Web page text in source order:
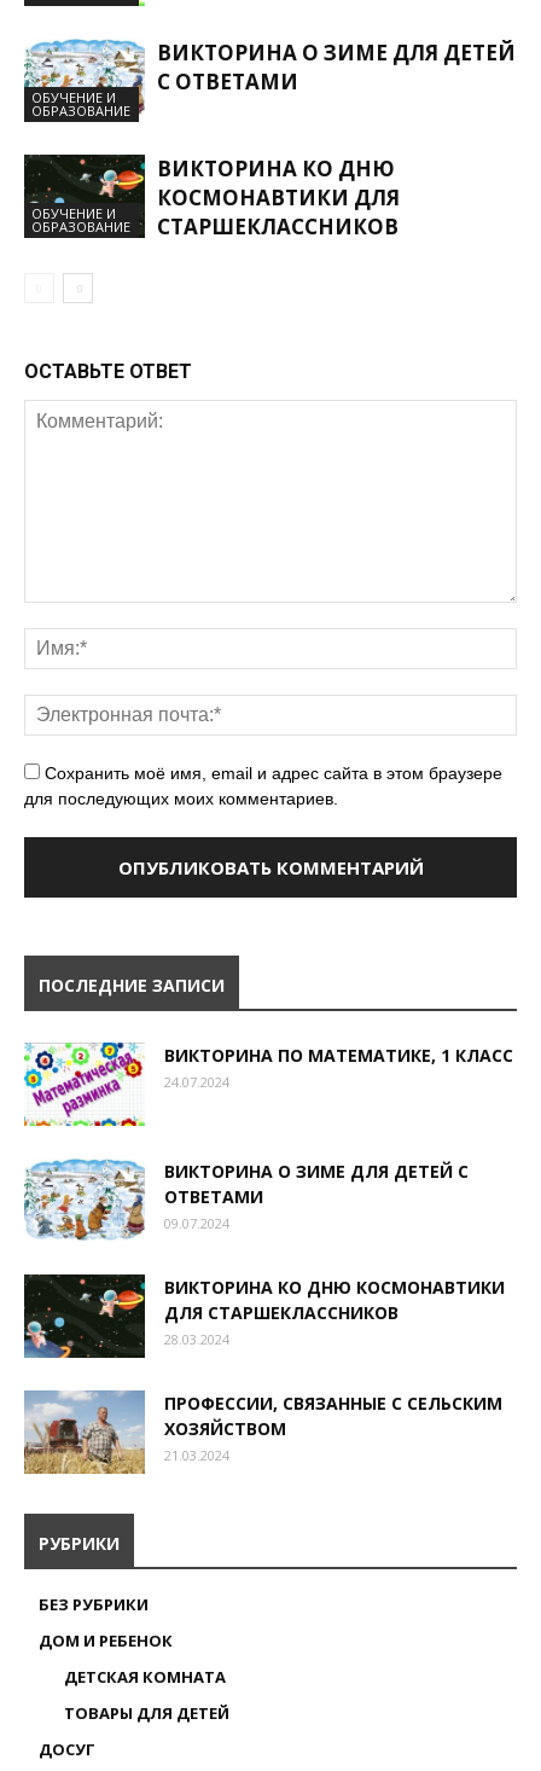
ОБУЧЕНИЕ И
ОБРАЗОВАНИЕ
ВИКТОРИНА О ЗИМЕ ДЛЯ ДЕТЕЙ
С ОТВЕТАМИ
ОБУЧЕНИЕ И
ОБРАЗОВАНИЕ
ВИКТОРИНА КО ДНЮ
КОСМОНАВТИКИ ДЛЯ
СТАРШЕКЛАССНИКОВ
ОСТАВЬТЕ ОТВЕТ
Сохранить моё имя, email и адрес сайта в этом браузере
для последующих моих комментариев.
ПОСЛЕДНИЕ ЗАПИСИ
ВИКТОРИНА ПО МАТЕМАТИКЕ, 1 КЛАСС
24.07.2024
ВИКТОРИНА О ЗИМЕ ДЛЯ ДЕТЕЙ С
ОТВЕТАМИ
09.07.2024
ВИКТОРИНА КО ДНЮ КОСМОНАВТИКИ
ДЛЯ СТАРШЕКЛАССНИКОВ
28.03.2024
ПРОФЕССИИ, СВЯЗАННЫЕ С СЕЛЬСКИМ
ХОЗЯЙСТВОМ
21.03.2024
РУБРИКИ
БЕЗ РУБРИКИ
ДОМ И РЕБЕНОК
ДЕТСКАЯ КОМНАТА
ТОВАРЫ ДЛЯ ДЕТЕЙ
ДОСУГ